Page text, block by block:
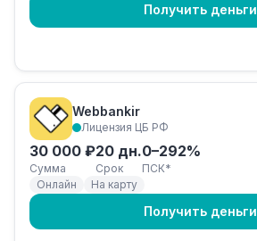
Получить деньги
Webbankir
Лицензия ЦБ РФ
30 000 ₽
Сумма
20 дн.
Срок
0–292%
ПСК*
Онлайн
На карту
Получить деньги